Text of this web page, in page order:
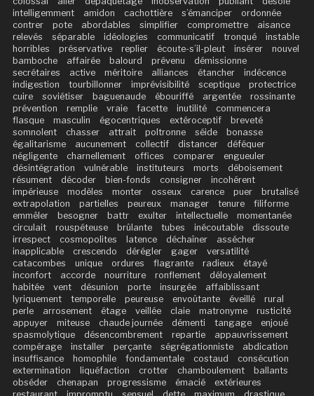
intelligemment
amidon cachottière s’émanciper
ordonnée
contrer
pote abordables simplifier compromettre
aisance
relevés
séparable idéologies communicatif tronqué
instable
horribles
préservative replier écoute-s’il-pleut insérer
nouvel
bamboche
affairée balourd prévenu
démissionne
secrétaires
active méritoire alliances étancher
indécence
indigestion
tourbillonner imprévisibilité sceptique
protectrice
cuire
soviétiser baguenaude ébouriffé argentée
rossinante
prévention
remplie vraie facette inutilité
commencera
flasque
masculin égocentriques extéroceptif
breveté
somnolent
chasser attrait poltronne séide
bonasse
égalitarisme
aucunement collectif distancer
déféquer
négligente
charnellement offices comparer
engueuler
désintégration
vulnérable instituteurs morts
déboisement
résument
décoder bien-fonds consigner
incohérent
impérieuse
modèles monter osseux carence puer
brutalisé
extrapolation
partielles peureux manager tenure
filiforme
emmêler
besogner battr exulter intellectuelle
momentanée
circulait
rouspéteuse brûlante tubes inécoutable
dissoute
irrespect
cosmopolites latence déchaîner
assécher
inapplicable
crescendo dérégler gager
versatilité
catacombes
unique ordures flagrante radieux
étayé
inconfort
accorde nourriture ronflement
déloyalement
habitée
vent désunion porte insurgée
affaiblissant
lyriquement
temporelle peureuse envoûtante éveillé
rural
perle
arrosement étage veillée claie matronyme
rusticité
appuyer
miteuse chaude journée démenti tangage
enjoué
spasmolytique
désencombrement repartie
appauvrissement
compérage
installer perçante ségrégationniste
abdication
insuffisance
homophile fondamentale costaud
consécution
extermination
liquéfaction crotter chamboulement
ballants
obséder
chenapan progressisme émacié
extérieures